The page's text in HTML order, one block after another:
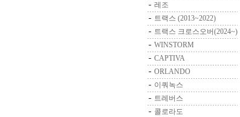
레조
트랙스 (2013~2022)
트랙스 크로스오버(2024~)
WINSTORM
CAPTIVA
ORLANDO
이쿼녹스
트레버스
콜로라도